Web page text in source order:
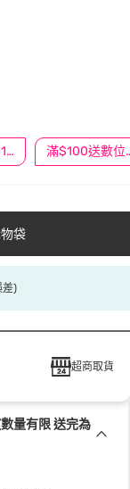
醫美/護膚滿$1200送$200 滿
袋
差)
超商取貨
量有限 送完為